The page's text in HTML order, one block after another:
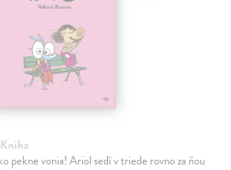
pekne vonia! Ariol sedí v triede rovno za ňou